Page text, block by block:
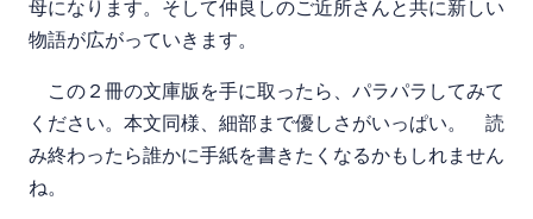
母になります。そして仲良しのご近所さんと共に新しい
物語が広がっていきます。
この２冊の文庫版を手に取ったら、パラパラしてみて
ください。本文同様、細部まで優しさがいっぱい。 読
み終わったら誰かに手紙を書きたくなるかもしれません
ね。